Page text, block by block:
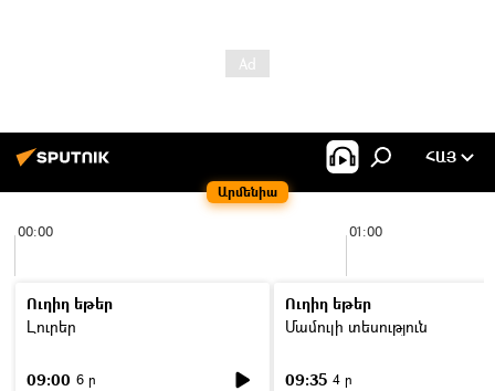
Արմենիա
ՀԱՅ
00:00 01:00
Ուղիղ եթեր
Լուրեր
09:00 6 ր
Ուղիղ եթեր
Մամուլի տեսություն
09:35 4 ր